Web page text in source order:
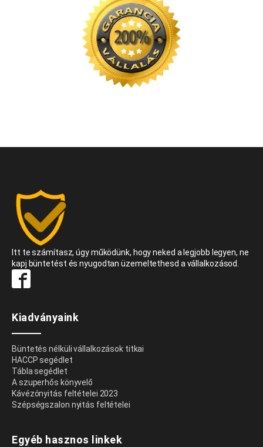
Itt te számítasz, úgy működünk, hogy neked a legjobb legyen, ne
kapj büntetést és nyugodtan üzemeltethesd a vállalkozásod.
Kiadványaink
Büntetés nélküli vállalkozások titkai
HACCP segédlet
Tábla segédlet
A szuperhős könyvelő
Kávézónyitás feltételei 2023
Szépségszalon nyitás feltételei
Egyéb hasznos linkek